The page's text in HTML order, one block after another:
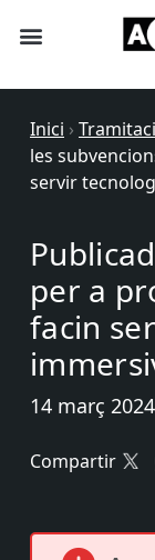
Inici ›
les
servir
per a
facin
14 març 2024
Compartir